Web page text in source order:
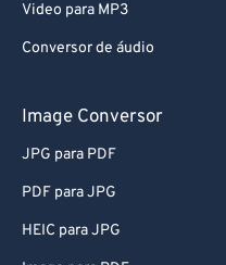
Video para MP3
Conversor de áudio
Image Conversor
JPG para PDF
PDF para JPG
HEIC para JPG